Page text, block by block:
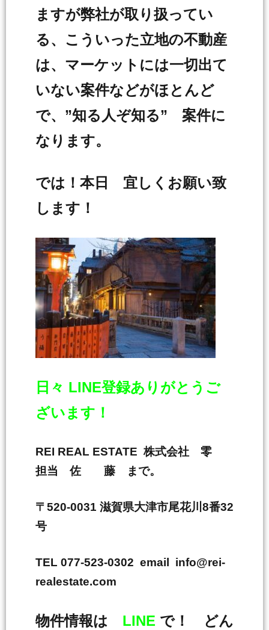
ますが弊社が取り扱ってい
る、こういった立地の不動産
は、マーケットには一切出て
いない案件などがほとんど
で、”知る人ぞ知る” 案件に
なります。
では！本日 宜しくお願い致
します！
日々 LINE登録ありがとうご
ざいます！
REI REAL ESTATE 株式会社 零
担当 佐 藤 まで。
〒520-0031 滋賀県大津市尾花川8番32
号
TEL 077-523-0302 email info@rei-
realestate.com
物件情報は LINE で！ どん